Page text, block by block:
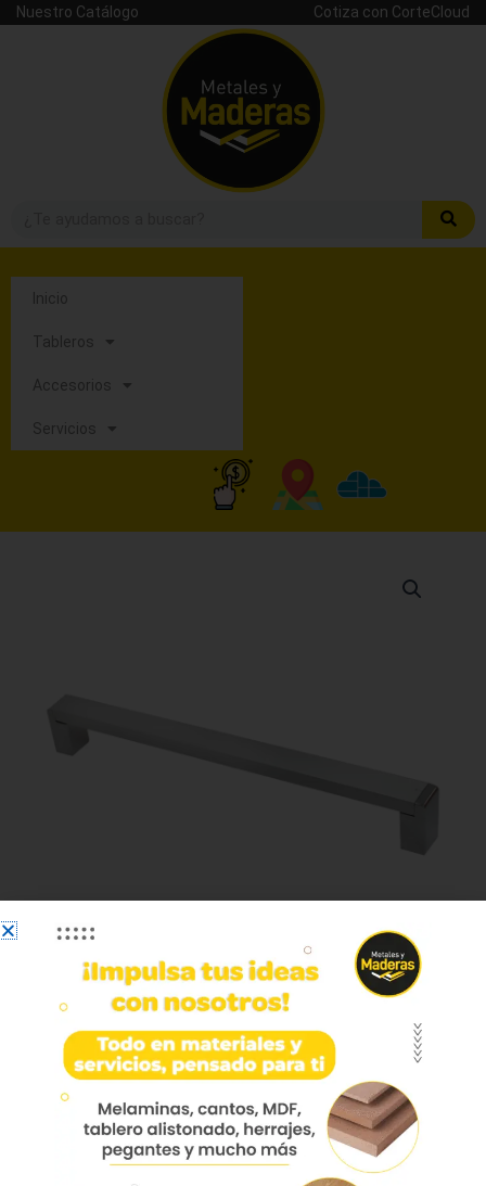
Nuestro Catálogo Cotiza con CorteCloud
Inicio
Tableros
Accesorios
Servicios
Manija 320 Aluminio
224mm
Manija 320 Aluminio 224mm Hma320-06
Aplicación: Escritorios, comedor, centros de
entretenimiento, cocina, mueble de baño, oficina.